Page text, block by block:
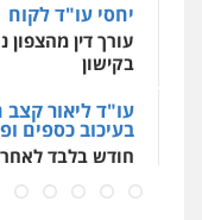
יחסי עו"ד לקוח
עורך דין
בקישון
עו"ד ליאור
בעיכוב כספים
חודש בלבד לאחר
קצב הורשע